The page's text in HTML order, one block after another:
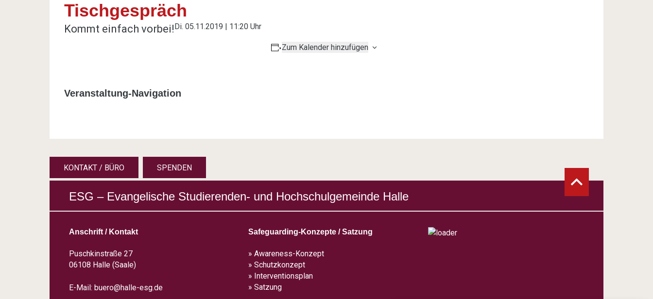
Tischgespräch
Kommt einfach vorbei!Di. 05.11.2019 | 11:20 Uhr
Zum Kalender hinzufügen
Veranstaltung-Navigation
KONTAKT / BÜRO SPENDEN
ESG – Evangelische Studierenden- und Hochschulgemeinde Halle
Anschrift / Kontakt
Puschkinstraße 27
06108 Halle (Saale)
E-Mail: buero@halle-esg.de
Safeguarding-Konzepte / Satzung
» Awareness-Konzept
» Schutzkonzept
» Interventionsplan
» Satzung